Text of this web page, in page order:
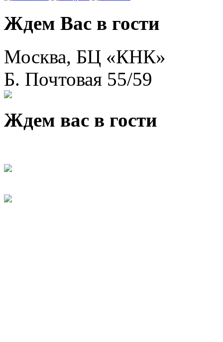
Ждем Вас в гости
Москва, БЦ «КНК»
Б. Почтовая 55/59
Ждем вас в гости